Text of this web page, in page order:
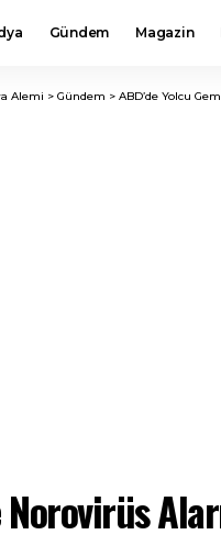
Gündem Magazin
Alemi > Gündem > ABD’de Yolcu
Norovirüs